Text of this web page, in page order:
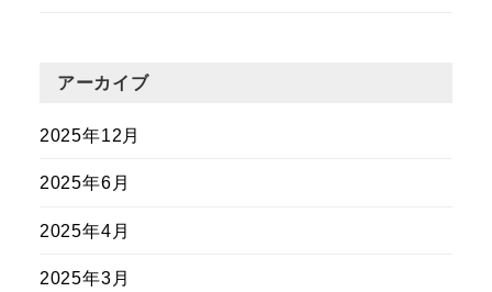
アーカイブ
2025年12月
2025年6月
2025年4月
2025年3月